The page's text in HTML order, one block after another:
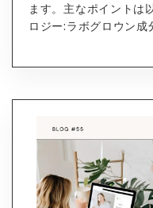
ます。主なポイントは
ロジー:ラボグロウン